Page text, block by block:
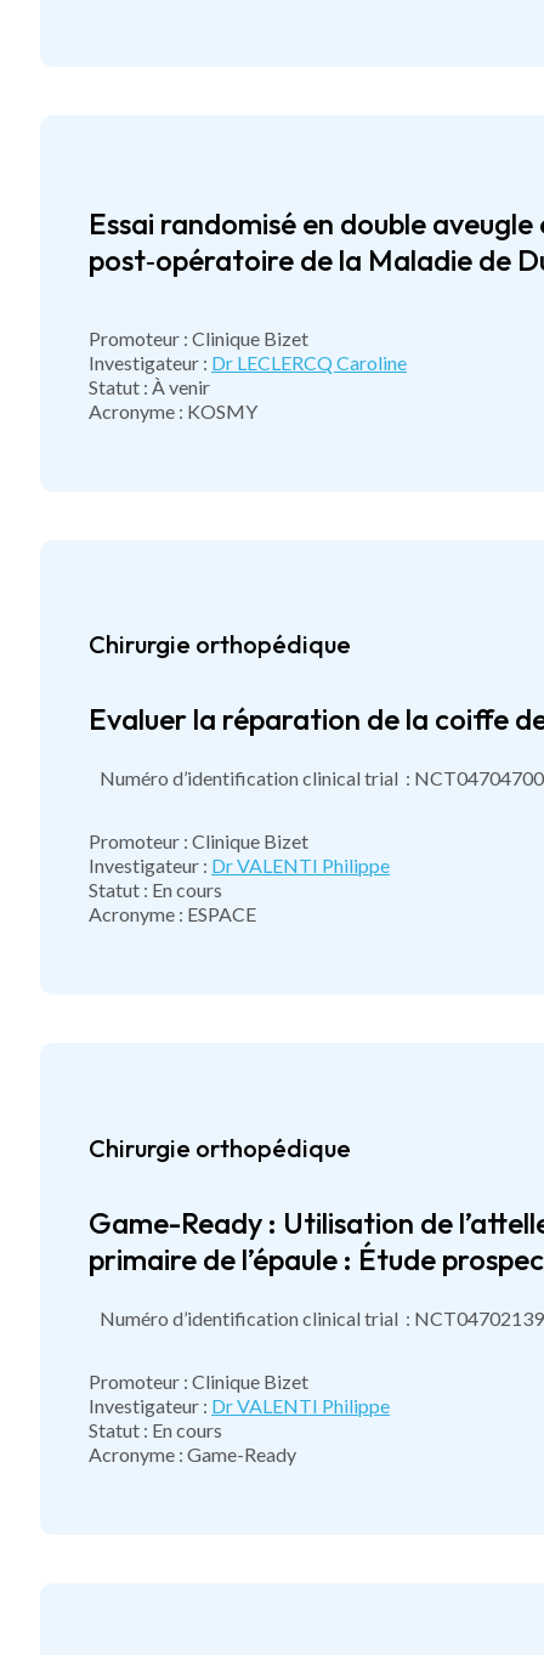
Essai randomisé en double
post‑opératoire de la Maladie de
Promoteur : Clinique Bizet
Investigateur : Dr LECLERCQ Caroline
Statut : À venir
Acronyme : KOSMY
Chirurgie orthopédique
Evaluer la réparation de la coiffe
Numéro d’identification clinical trial : NCT04704700
Promoteur : Clinique Bizet
Investigateur : Dr VALENTI Philippe
Statut : En cours
Acronyme : ESPACE
Chirurgie orthopédique
Game-Ready : Utilisation de
primaire de l’épaule : Étude
Numéro d’identification clinical trial : NCT04702139
Promoteur : Clinique Bizet
Investigateur : Dr VALENTI Philippe
Statut : En cours
Acronyme : Game-Ready